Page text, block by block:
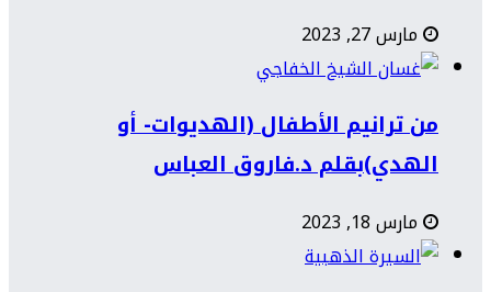
مارس 27, 2023
من ترانيم الأطفال (الهديوات- أو
الهدي)بقلم د.فاروق العباس
مارس 18, 2023